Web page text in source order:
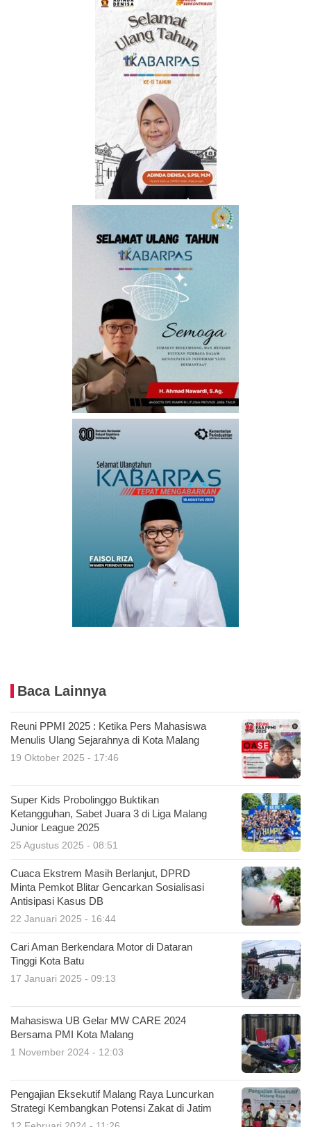
Baca Lainnya
Reuni PPMI 2025 : Ketika Pers Mahasiswa
Menulis Ulang Sejarahnya di Kota Malang
19 Oktober 2025 - 17:46
Super Kids Probolinggo Buktikan
Ketangguhan, Sabet Juara 3 di Liga Malang
Junior League 2025
25 Agustus 2025 - 08:51
Cuaca Ekstrem Masih Berlanjut, DPRD
Minta Pemkot Blitar Gencarkan Sosialisasi
Antisipasi Kasus DB
22 Januari 2025 - 16:44
Cari Aman Berkendara Motor di Dataran
Tinggi Kota Batu
17 Januari 2025 - 09:13
Mahasiswa UB Gelar MW CARE 2024
Bersama PMI Kota Malang
1 November 2024 - 12:03
Pengajian Eksekutif Malang Raya Luncurkan
Strategi Kembangkan Potensi Zakat di Jatim